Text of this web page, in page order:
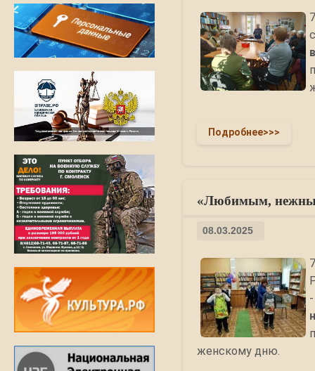
Подробнее>>>
«Любимым,
08.03.2025
женскому дню.